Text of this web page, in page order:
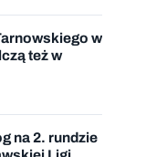
w
też w
na 2. rundzie